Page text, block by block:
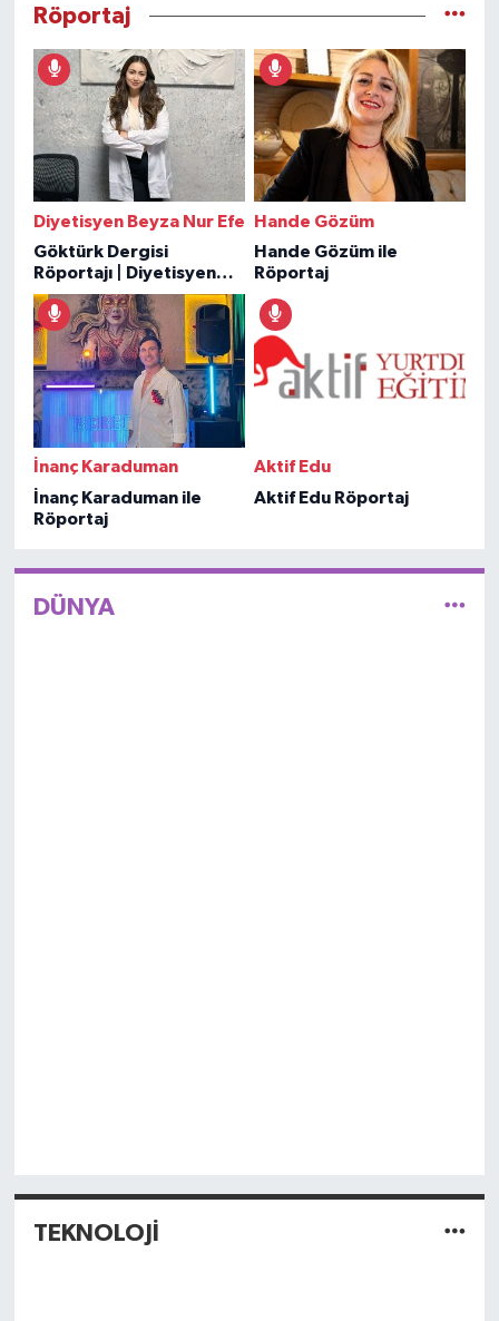
Röportaj
Diyetisyen Beyza Nur Efe
Göktürk Dergisi
Röportajı | Diyetisyen
Beyza Nur Efe
Hande Gözüm
Hande Gözüm ile
Röportaj
İnanç Karaduman
İnanç Karaduman ile
Röportaj
Aktif Edu
Aktif Edu Röportaj
DÜNYA
TEKNOLOJİ